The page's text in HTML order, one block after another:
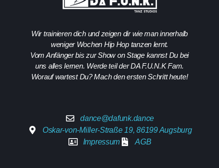
Wir trainieren dich und zeigen dir wie man innerhalb
weniger Wochen Hip Hop tanzen lernt.
Vom Anfänger bis zur Show on Stage kannst Du bei
uns alles lernen. Werde teil der DA F.U.N.K Fam.
Worauf wartest Du? Mach den ersten Schritt heute!
dance@dafunk.dance
Oskar-von-Miller-Straße 19, 86199 Augsburg
Impressum
AGB